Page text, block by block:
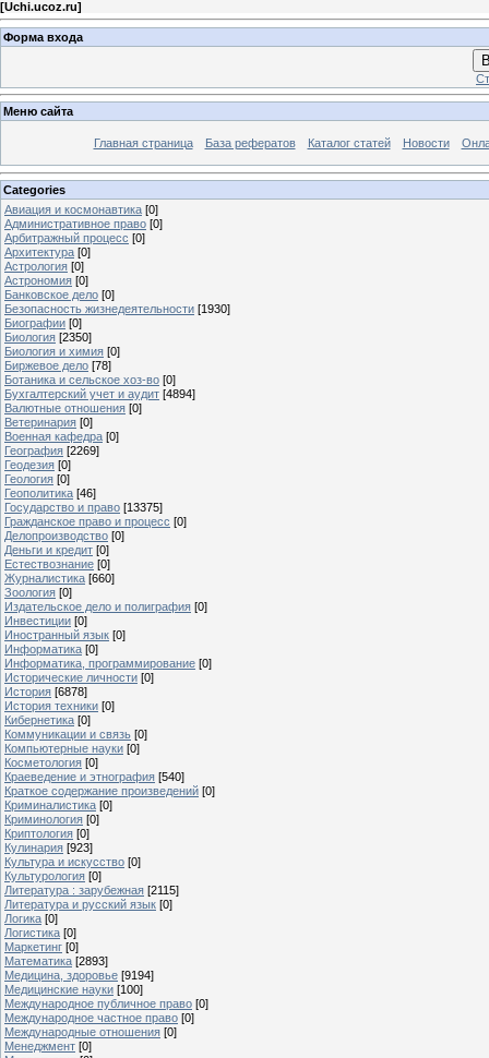
[Uchi.ucoz.ru]
Форма входа
Меню сайта
Главная страница База рефератов Каталог статей Новости
Categories
Авиация и космонавтика [0]
Административное право [0]
Арбитражный процесс [0]
Архитектура [0]
Астрология [0]
Астрономия [0]
Банковское дело [0]
Безопасность жизнедеятельности [1930]
Биографии [0]
Биология [2350]
Биология и химия [0]
Биржевое дело [78]
Ботаника и сельское хоз-во [0]
Бухгалтерский учет и аудит [4894]
Валютные отношения [0]
Ветеринария [0]
Военная кафедра [0]
География [2269]
Геодезия [0]
Геология [0]
Геополитика [46]
Государство и право [13375]
Гражданское право и процесс [0]
Делопроизводство [0]
Деньги и кредит [0]
Естествознание [0]
Журналистика [660]
Зоология [0]
Издательское дело и полиграфия [0]
Инвестиции [0]
Иностранный язык [0]
Информатика [0]
Информатика, программирование [0]
Исторические личности [0]
История [6878]
История техники [0]
Кибернетика [0]
Коммуникации и связь [0]
Компьютерные науки [0]
Косметология [0]
Краеведение и этнография [540]
Краткое содержание произведений [0]
Криминалистика [0]
Криминология [0]
Криптология [0]
Кулинария [923]
Культура и искусство [0]
Культурология [0]
Литература : зарубежная [2115]
Литература и русский язык [0]
Логика [0]
Логистика [0]
Маркетинг [0]
Математика [2893]
Медицина, здоровье [9194]
Медицинские науки [100]
Международное публичное право [0]
Международное частное право [0]
Международные отношения [0]
Менеджмент [0]